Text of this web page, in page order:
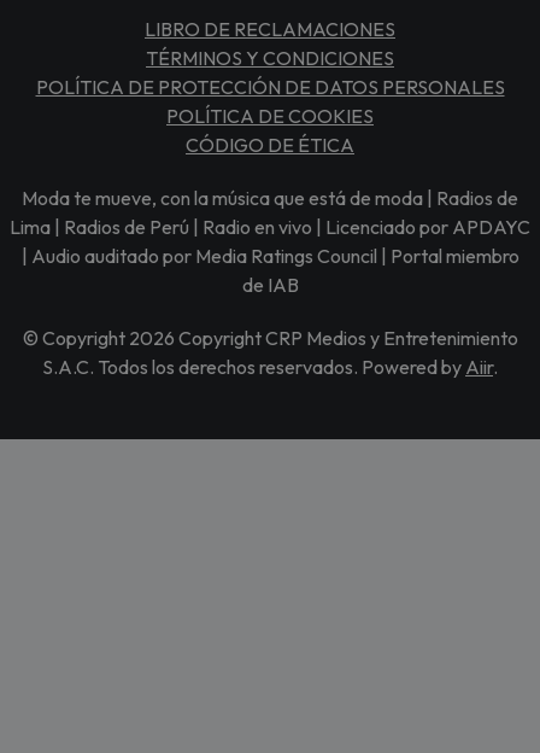
LIBRO DE RECLAMACIONES
TÉRMINOS Y CONDICIONES
POLÍTICA DE PROTECCIÓN DE DATOS PERSONALES
POLÍTICA DE COOKIES
CÓDIGO DE ÉTICA
Moda te mueve, con la música que está de moda | Radios de
Lima | Radios de Perú | Radio en vivo | Licenciado por APDAYC
| Audio auditado por Media Ratings Council | Portal miembro
de IAB
© Copyright 2026 Copyright CRP Medios y Entretenimiento
S.A.C. Todos los derechos reservados. Powered by Aiir.